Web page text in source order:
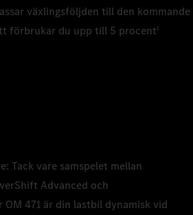
växlingsföljden till den kommande
förbrukar du upp till 5 procent1
Tack vare samspelet mellan
Advanced och
471 är din lastbil dynamisk vid